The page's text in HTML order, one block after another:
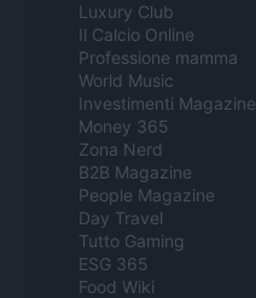
Luxury Club
Il Calcio Online
Professione mamma
World Music
Investimenti Magazine
Money 365
Zona Nerd
B2B Magazine
People Magazine
Day Travel
Tutto Gaming
ESG 365
Food Wiki